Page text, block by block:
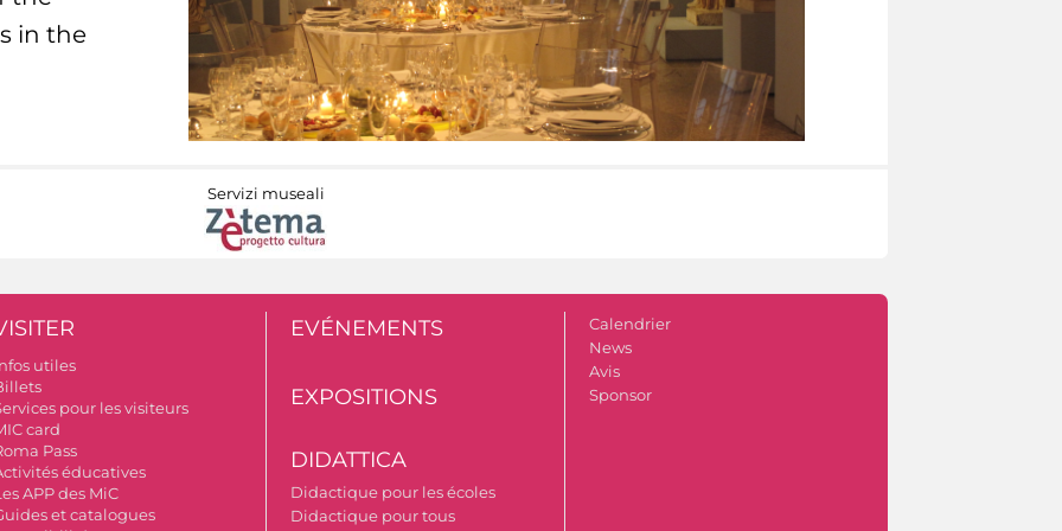
in the
Servizi museali
utiles
pour les visiteurs
card
Pass
éducatives
APP des MiC
et catalogues
EVÉNEMENTS
EXPOSITIONS
DIDATTICA
Didactique pour les écoles
Didactique pour tous
Calendrier
News
Avis
Sponsor